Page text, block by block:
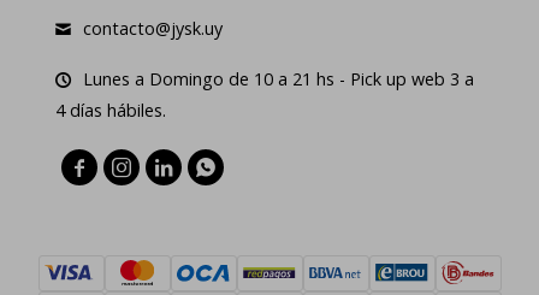
contacto@jysk.uy
Lunes a Domingo de 10 a 21 hs - Pick up web 3 a
4 días hábiles.
   